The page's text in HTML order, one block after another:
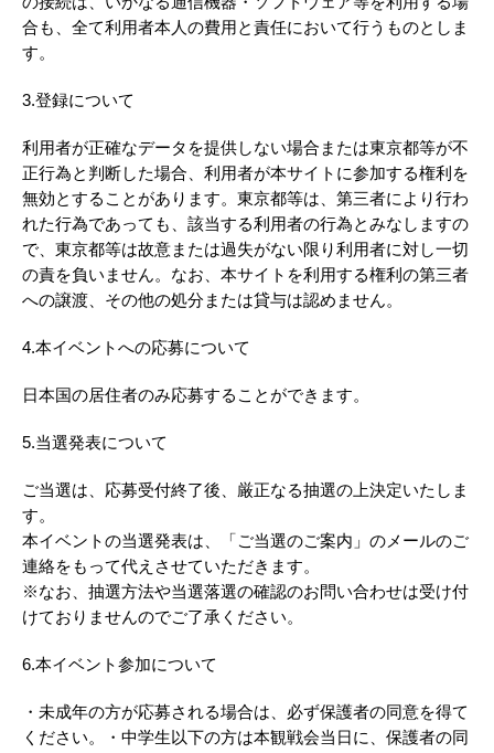
合も、全て利用者本人の費用と責任において行うものとしま
す。
3.登録について
利用者が正確なデータを提供しない場合または東京都等が不
正行為と判断した場合、利用者が本サイトに参加する権利を
無効とすることがあります。東京都等は、第三者により行わ
れた行為であっても、該当する利用者の行為とみなしますの
で、東京都等は故意または過失がない限り利用者に対し一切
の責を負いません。なお、本サイトを利用する権利の第三者
への譲渡、その他の処分または貸与は認めません。
4.本イベントへの応募について
日本国の居住者のみ応募することができます。
5.当選発表について
ご当選は、応募受付終了後、厳正なる抽選の上決定いたしま
す。
本イベントの当選発表は、「ご当選のご案内」のメールのご
連絡をもって代えさせていただきます。
※なお、抽選方法や当選落選の確認のお問い合わせは受け付
けておりませんのでご了承ください。
6.本イベント参加について
・未成年の方が応募される場合は、必ず保護者の同意を得て
ください。・中学生以下の方は本観戦会当日に、保護者の同